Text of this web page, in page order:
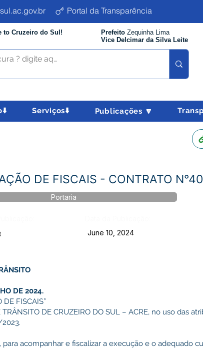
Portal da Transparência
to Cruzeiro do Sul! Prefeito Zequinha Lima
Vice Delcimar da Silva Leite
Serviços⬇️ Publicações 🔽
DE FISCAIS - CONTRATO
Portaria
June 10, 2024
DE 2024.
DE FISCAIS”
DE CRUZEIRO DO SUL – ACRE, no uso das
para acompanhar e fiscalizar a execução e o adequado